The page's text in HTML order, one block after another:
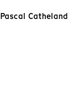
Pascal Catheland